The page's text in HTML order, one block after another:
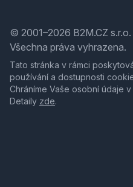
© 2001–2026 B2M.CZ s.r.o.
Všechna práva vyhrazena.
Tato stránka v rámci
používání a dostupnosti
Chráníme Vaše osobní údaje
Detaily zde.